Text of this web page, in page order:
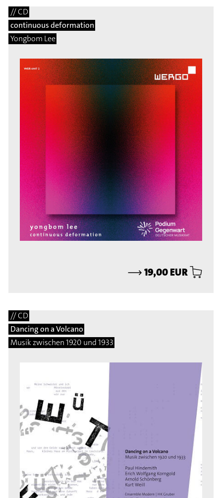
// CD
continuous deformation
Yongbom Lee
⟶19,00 EUR
// CD
Dancing on a Volcano
Musik zwischen 1920 und 1933